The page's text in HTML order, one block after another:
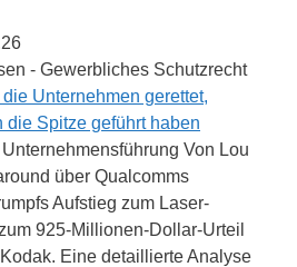
- Gewerbliches Schutzrecht
Unternehmen gerettet,
die Spitze geführt haben
Unternehmensführung Von Lou
über Qualcomms
Aufstieg zum Laser-
925-Millionen-Dollar-Urteil
Eine detaillierte Analyse